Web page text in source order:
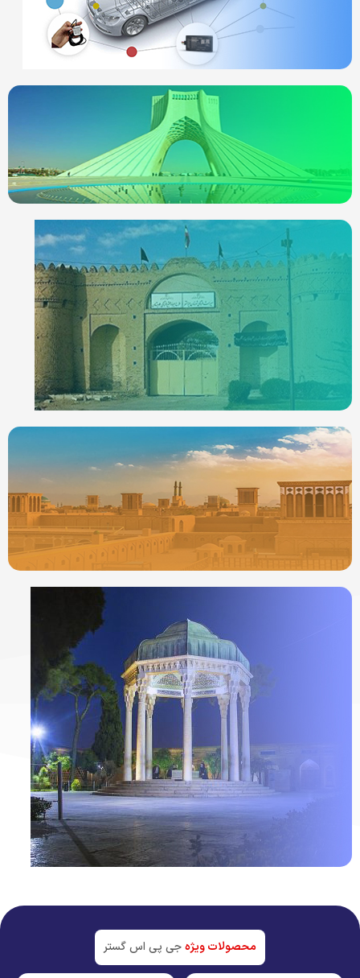
ردیاب خودرو در
ردیاب خودرو درایرانشهر
جدیدترین ردیابها
ردیاب خودرو درشیراز
محصولات ویژهجی پی اس گستر